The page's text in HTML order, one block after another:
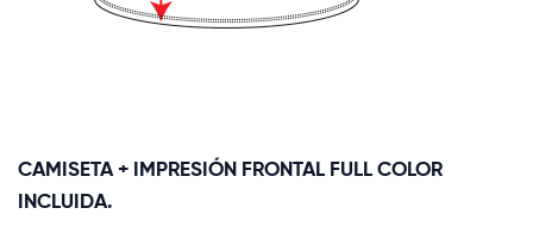
CAMISETA + IMPRESIÓN FRONTAL FULL COLOR
INCLUIDA.